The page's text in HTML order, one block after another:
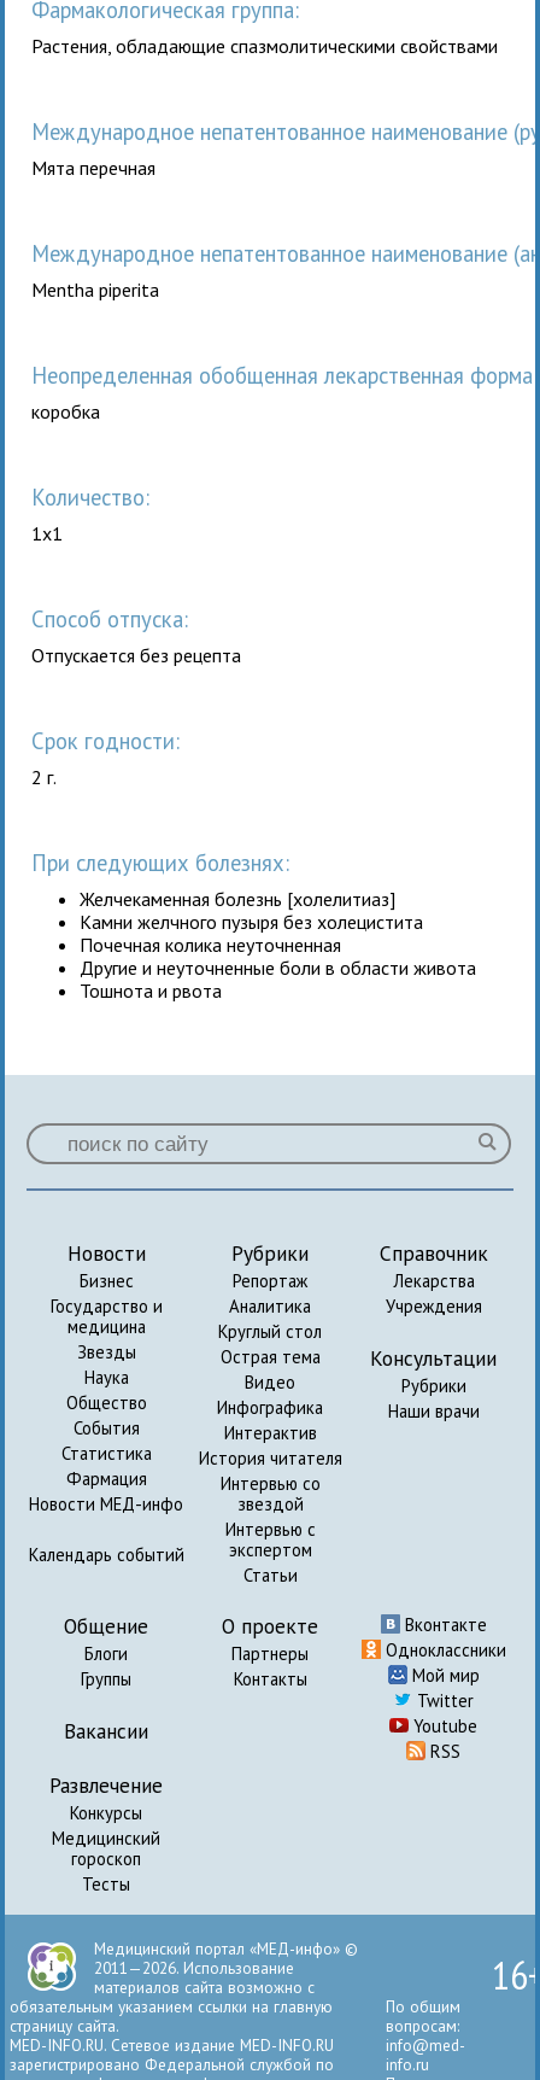
Фармакологическая группа:
Растения, обладающие спазмолитическими свойствами
Международное непатентованное наименование
Мята перечная
Международное непатентованное наименование
Mentha piperita
неопределенная обобщенная лекарственная форма
коробка
Количество:
1x1
Способ отпуска:
Отпускается без рецепта
Срок годности:
2 г.
При следующих болезнях:
Желчекаменная болезнь [холелитиаз]
Камни желчного пузыря без холецистита
Почечная колика неуточненная
Другие и неуточненные боли в области живота
Тошнота и рвота
Новости
Бизнес
Государство и
медицина
Звезды
Наука
Общество
События
Статистика
Фармация
Новости МЕД-инфо
Календарь событий
Рубрики
Репортаж
Аналитика
Круглый стол
Острая тема
Видео
Инфографика
Интерактив
История читателя
Интервью со
звездой
Интервью с
экспертом
Статьи
Справочник
Лекарства
Учреждения
Консультации
Рубрики
Наши врачи
Общение
Блоги
Группы
Вакансии
Развлечение
Конкурсы
Медицинский
гороскоп
Тесты
О проекте
Партнеры
Контакты
Вконтакте
Одноклассники
Мой мир
Twitter
Youtube
RSS
Медицинский портал «МЕД-инфо» ©
2011—2026. Использование
материалов сайта возможно с
обязательным указанием ссылки на главную
страницу сайта.
MED-INFO.RU. Сетевое издание MED-INFO.RU
зарегистрировано Федеральной службой по
По общим
вопросам:
info@med-
info.ru